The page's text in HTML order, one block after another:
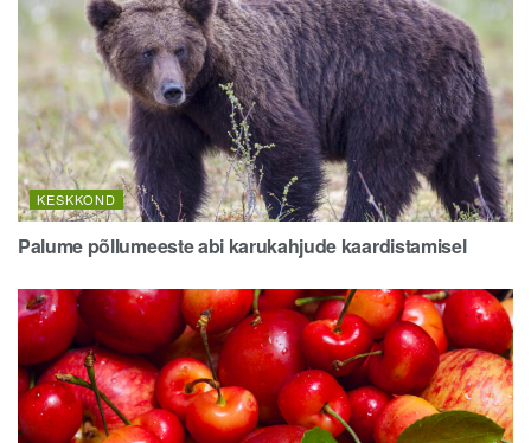
KESKKOND
Palume põllumeeste abi karukahjude kaardistamisel